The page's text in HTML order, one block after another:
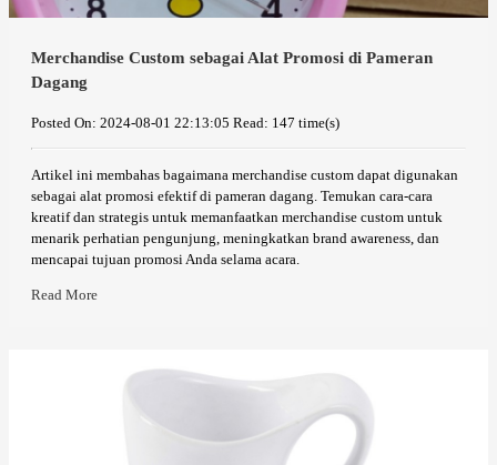
Merchandise Custom sebagai Alat Promosi di Pameran
Dagang
Posted On: 2024-08-01 22:13:05 Read: 147 time(s)
Artikel ini membahas bagaimana merchandise custom dapat digunakan
sebagai alat promosi efektif di pameran dagang. Temukan cara-cara
kreatif dan strategis untuk memanfaatkan merchandise custom untuk
menarik perhatian pengunjung, meningkatkan brand awareness, dan
mencapai tujuan promosi Anda selama acara.
Read More